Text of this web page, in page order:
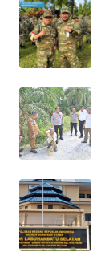
WISATA
LAPAK
Wahana
Network
LISTRIK
MASYARAKAT
KELISTRIKAN